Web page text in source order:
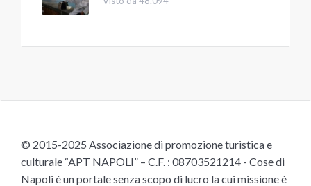
© 2015-2025 Associazione di promozione turistica e
culturale “APT NAPOLI” – C.F. : 08703521214 - Cose di
Napoli è un portale senza scopo di lucro la cui missione è